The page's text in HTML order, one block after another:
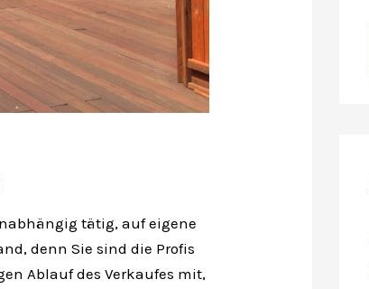
tätig, auf eigene
denn Sie sind die Profis
Ablauf des Verkaufes mit,